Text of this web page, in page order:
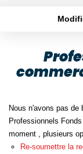
Surface min
Nous n'avons pas de
Professionnels
moment , plusieurs
Re-soumettre la